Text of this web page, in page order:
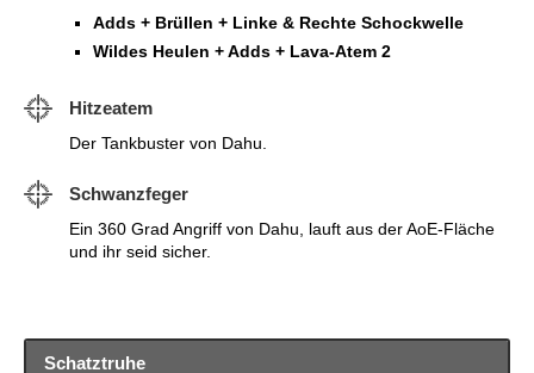
Adds + Brüllen + Linke & Rechte Schockwelle
Wildes Heulen + Adds + Lava-Atem 2
Hitzeatem
Der Tankbuster von Dahu.
Schwanzfeger
Ein 360 Grad Angriff von Dahu, lauft aus der AoE-Fläche
und ihr seid sicher.
Schatztruhe